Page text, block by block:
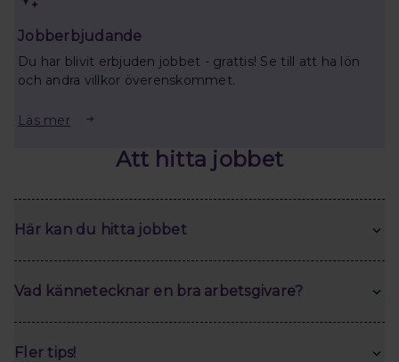
Jobberbjudande
Du har blivit erbjuden jobbet - grattis! Se till att ha lön
och andra villkor överenskommet.
Läs mer
Att hitta jobbet
Här kan du hitta jobbet
Vad kännetecknar en bra arbetsgivare?
Fler tips!